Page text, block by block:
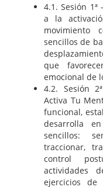
4.1. Sesión 1ª
a la
movimiento
sencillos de
que
emocional de
4.2. Sesión
Activa Tu
funcional,
desarrolla
sencillos:
traccionar,
control
actividades
ejercicios de